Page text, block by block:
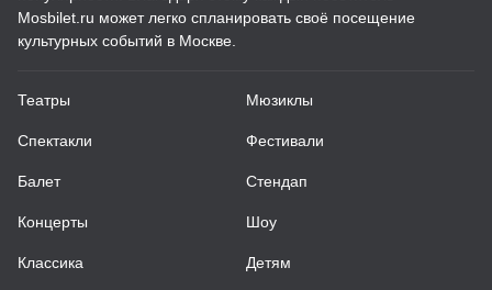
Mosbilet.ru может легко спланировать своё посещение
культурных событий в Москве.
Театры
Спектакли
Балет
Концерты
Классика
Мюзиклы
Фестивали
Стендап
Шоу
Детям